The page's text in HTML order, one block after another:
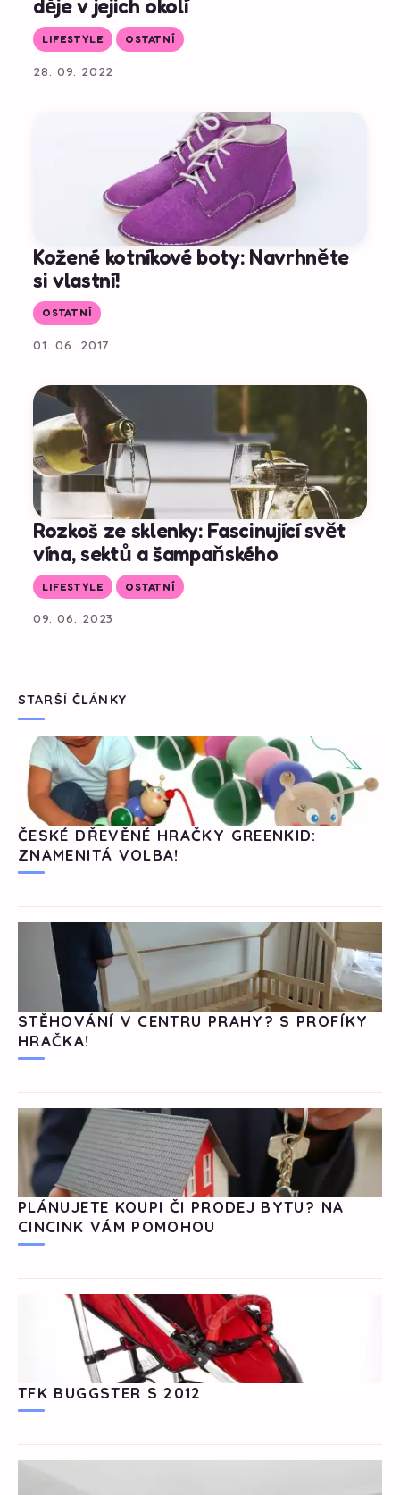
děje v jejich okolí
LIFESTYLE OSTATNÍ
28. 09. 2022
Kožené kotníkové boty: Navrhněte
si vlastní!
OSTATNÍ
01. 06. 2017
Rozkoš ze sklenky: Fascinující svět
vína, sektů a šampaňského
LIFESTYLE OSTATNÍ
09. 06. 2023
STARŠÍ ČLÁNKY
ČESKÉ DŘEVĚNÉ HRAČKY GREENKID:
ZNAMENITÁ VOLBA!
STĚHOVÁNÍ V CENTRU PRAHY? S PROFÍKY
HRAČKA!
PLÁNUJETE KOUPI ČI PRODEJ BYTU? NA
CINCINK VÁM POMOHOU
TFK BUGGSTER S 2012